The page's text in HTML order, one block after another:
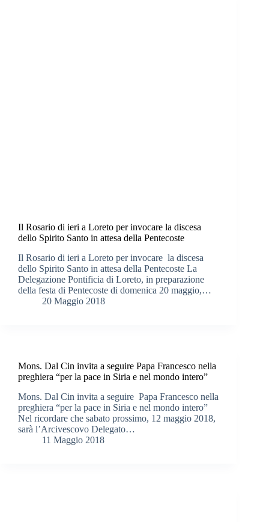
Il Rosario di ieri a Loreto per invocare la discesa
dello Spirito Santo in attesa della Pentecoste
Il Rosario di ieri a Loreto per invocare la discesa
dello Spirito Santo in attesa della Pentecoste La
Delegazione Pontificia di Loreto, in preparazione
della festa di Pentecoste di domenica 20 maggio,…
20 Maggio 2018
Mons. Dal Cin invita a seguire Papa Francesco nella
preghiera “per la pace in Siria e nel mondo intero”
Mons. Dal Cin invita a seguire Papa Francesco nella
preghiera “per la pace in Siria e nel mondo intero”
Nel ricordare che sabato prossimo, 12 maggio 2018,
sarà l’Arcivescovo Delegato…
11 Maggio 2018